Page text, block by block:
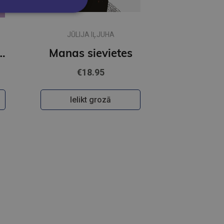
3. grāmata
JŪLIJA IĻJUHA
Manas sievietes
€18.95
Ielikt grozā